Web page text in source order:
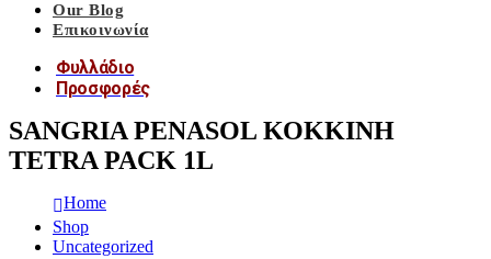
Our Blog
Επικοινωνία
Φυλλάδιο
Προσφορές
SANGRIA PENASOL ΚΟΚΚΙΝΗ
TETRA PACK 1L
Home
Shop
Uncategorized